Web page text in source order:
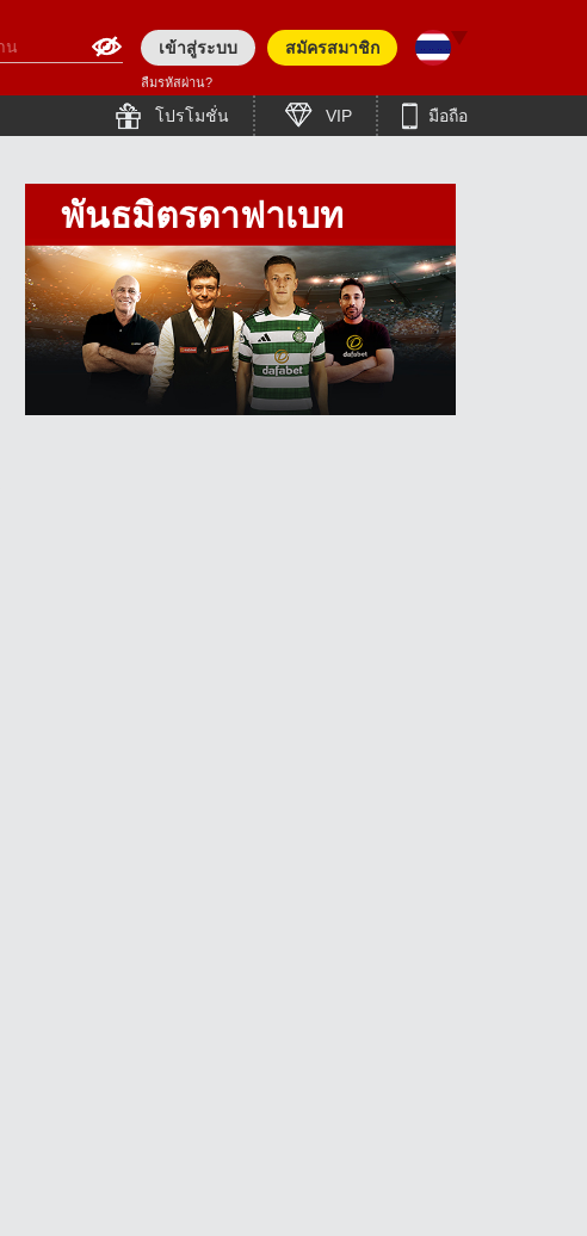
เข้าสู่ระบบ
ลืมรหัสผ่าน?
สมัครสมาชิก
English (Asia)
English (Europe)
Bahasa Indonesia
日本語
हिन्दी
తెలుగు
Bengali (India)
English (Bangladesh)
Bengali (Bangladesh)
Polish
โปรโมชั่น VIP มือถือ
พันธมิตรดาฟาเบท